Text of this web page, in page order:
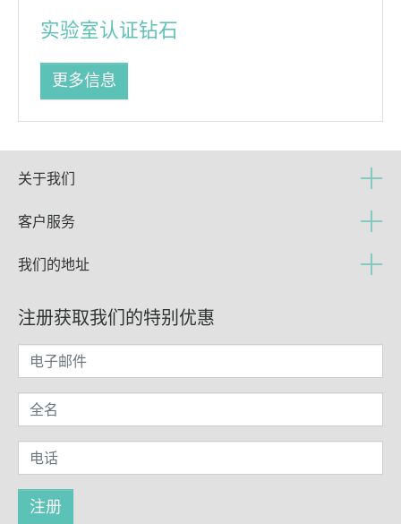
实验室认证钻石
更多信息
关于我们
客户服务
我们的地址
注册获取我们的特别优惠